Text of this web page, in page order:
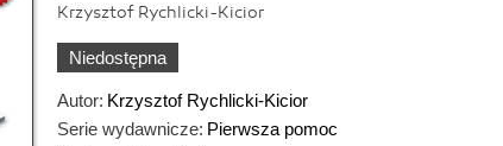
Krzysztof Rychlicki-Kicior
Niedostępna
Autor: Krzysztof Rychlicki-Kicior
Serie wydawnicze: Pierwsza pomoc